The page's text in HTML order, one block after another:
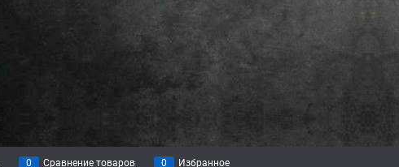
0 Сравнение товаров 0 Избранное